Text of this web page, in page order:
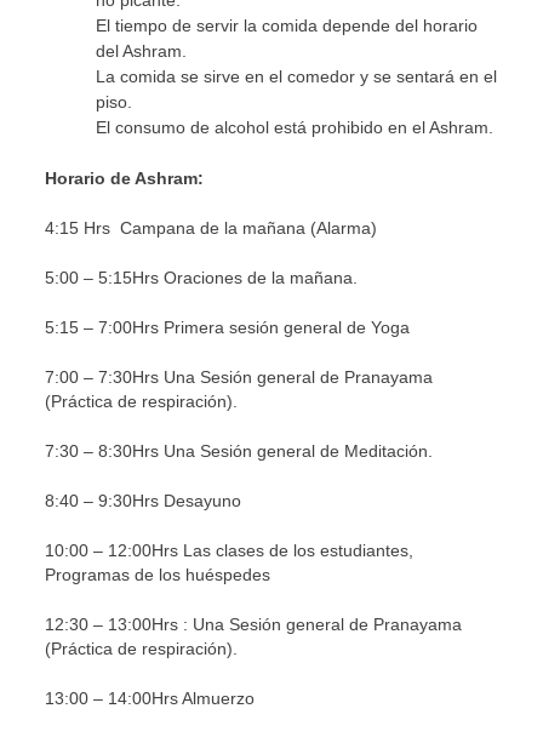
El tiempo de servir la comida depende del horario
del Ashram.
La comida se sirve en el comedor y se sentará en el
piso.
El consumo de alcohol está prohibido en el Ashram.
Horario de Ashram:
4:15 Hrs Campana de la mañana (Alarma)
5:00 – 5:15Hrs Oraciones de la mañana.
5:15 – 7:00Hrs Primera sesión general de Yoga
7:00 – 7:30Hrs Una Sesión general de Pranayama
(Práctica de respiración).
7:30 – 8:30Hrs Una Sesión general de Meditación.
8:40 – 9:30Hrs Desayuno
10:00 – 12:00Hrs Las clases de los estudiantes,
Programas de los huéspedes
12:30 – 13:00Hrs : Una Sesión general de Pranayama
(Práctica de respiración).
13:00 – 14:00Hrs Almuerzo